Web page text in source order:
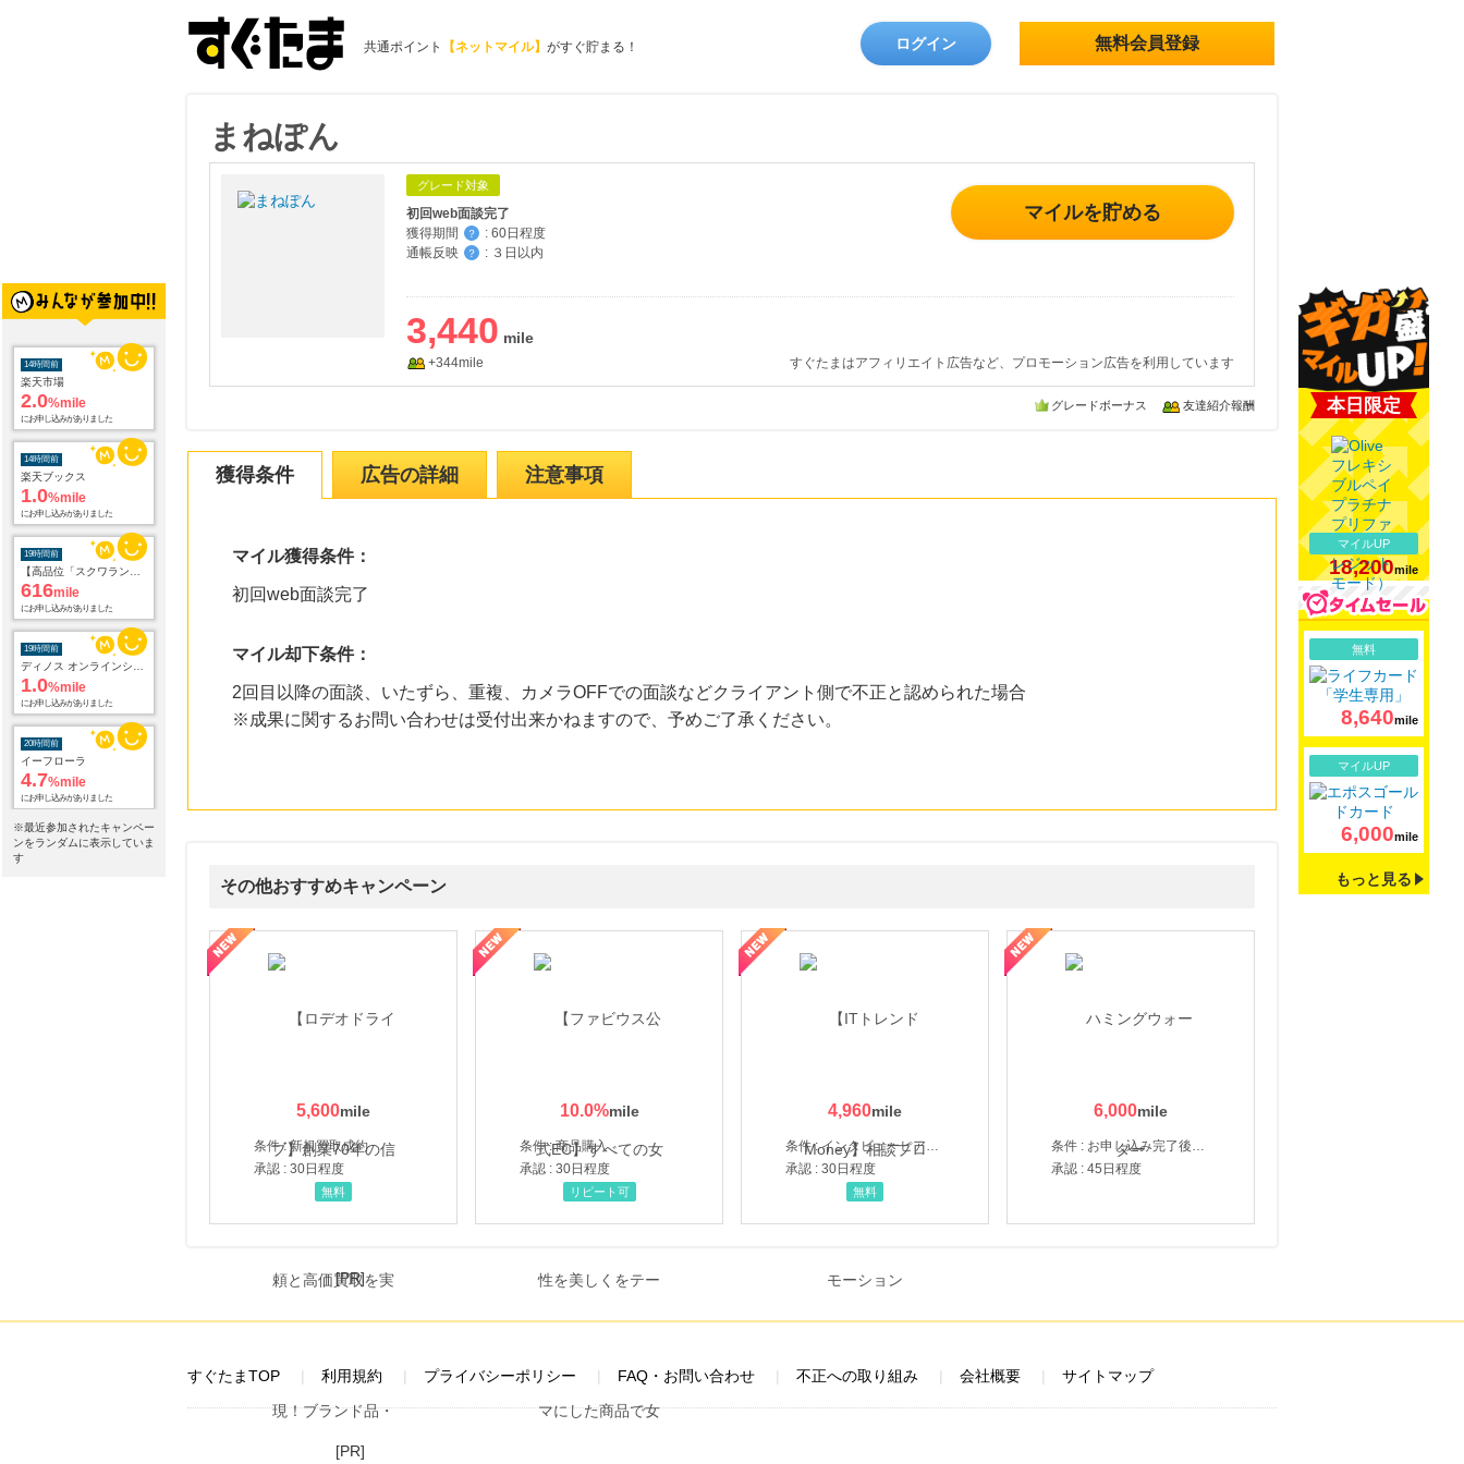
共通ポイント 【ネットマイル】 がすぐ貯まる！ ログイン 無料会員登録
14時間前
楽天市場
2.0%mile
にお申し込みがありました
14時間前
楽天ブックス
1.0%mile
にお申し込みがありました
19時間前
616mile
にお申し込みがありました
19時間前
1.0%mile
にお申し込みがありました
20時間前
イーフローラ
4.7%mile
にお申し込みがありました
20時間前
※最近参加されたキャンペー
ンをランダムに表示していま
す
まねぽん
グレード対象
初回web面談完了
獲得期間
？ : 60日程度
通帳反映
？ : ３日以内
マイルを貯める
3,440
+344mile すぐたまはアフィリエイト広告など、プロモーション広告を利用しています
グレードボーナス 友達紹介報酬
獲得条件 広告の詳細 注意事項
マイル獲得条件：
初回web面談完了
マイル却下条件：
2回目以降の面談、いたずら、重複、カメラOFFでの面談などクライアント側で不正と認められた場合
※成果に関するお問い合わせは受付出来かねますので、予めご了承ください。
その他おすすめキャンペーン
5,600
条件 : 新規買取成約
承認 : 30日程度
無料
10.0%
条件 : 商品購入
承認 : 30日程度
くをテーマにした商品で女性の美を応援しています
リピート可
4,960
条件 : インタビューヒアリング完了
承認 : 30日程度
【ITトレンドMoney】相談プロモーション
無料
6,000
条件 : お申し込み完了後、決済登録完了と1ヶ月以内のサーバー初回設置。
承認 : 45日程度
ハミングウォーター【販売代理店】
本日限定
マイルUP
18,200mile
無料
8,640mile
マイルUP
6,000mile
もっと見る
[PR]
すぐたまTOP 利用規約 プライバシーポリシー FAQ・お問い合わせ 不正への取り組み 会社概要 サイトマップ
[PR]